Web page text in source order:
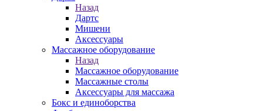
Назад
Дартс
Мишени
Аксессуары
Массажное оборудование
Назад
Массажное оборудование
Массажные столы
Аксессуары для массажа
Бокс и единоборства